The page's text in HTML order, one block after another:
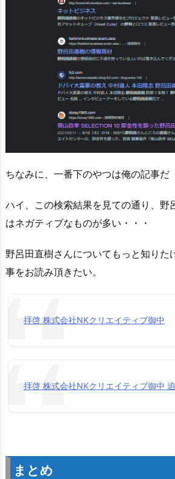
ちなみに、一番下のやつは俺の記事だ
ハイ、この検索結果を見ての通り、野
はネガティブなものが多い・・・
野呂田直樹さんについてもっと知りた
事をお読み頂きたい。
拝啓 株式会社NKクリエイティブ御中
拝啓 株式会社NKクリエイティブ御中
まとめ